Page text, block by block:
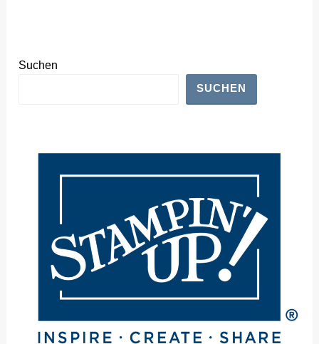
Suchen
SUCHEN